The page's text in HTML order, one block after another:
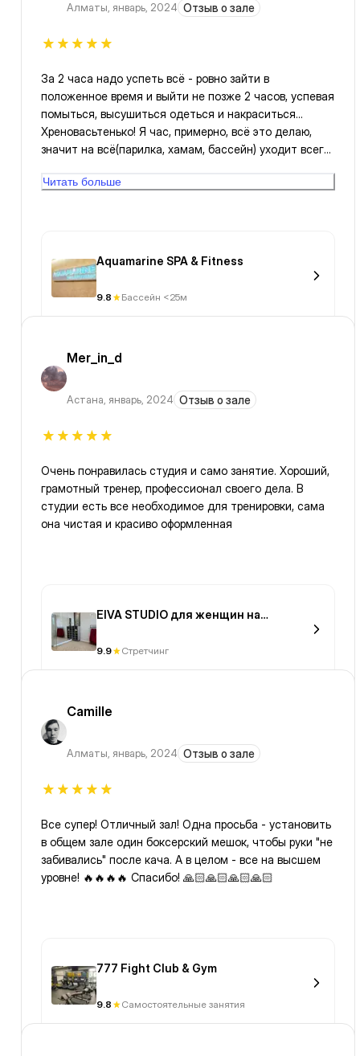
Алматы, январь, 2024 Отзыв о зале
За 2 часа надо успеть всё - ровно зайти в
положенное время и выйти не позже 2 часов, успевая
помыться, высушиться одеться и накраситься...
Хреновасьтенько! Я час, примерно, всё это делаю,
значит на всё(парилка, хамам, бассейн) уходит всего
Читать больше
Aquamarine SPA & Fitness
9.8 Бассейн <25м
Mer_in_d
Астана, январь, 2024 Отзыв о зале
Очень понравилась студия и само занятие. Хороший,
грамотный тренер, профессионал своего дела. В
студии есть все необходимое для тренировки, сама
она чистая и красиво оформленная
EIVA STUDIO для женщин на
9.9 Стретчинг
Camille
Алматы, январь, 2024 Отзыв о зале
Все супер! Отличный зал! Одна просьба - установить
в общем зале один боксерский мешок, чтобы руки "не
забивались" после кача. А в целом - все на высшем
уровне! 🔥🔥🔥🔥 Спасибо! 🙏🏻🙏🏻🙏🏻🙏🏻
777 Fight Club & Gym
9.8 Самостоятельные занятия